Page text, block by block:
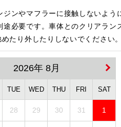
ンやマフラーに接触しないよう
必要です。車体とのクリアラン
たり外したりしないでください。
2026年 8月
TUE WED THU FRI SAT
28 29 30 31 1